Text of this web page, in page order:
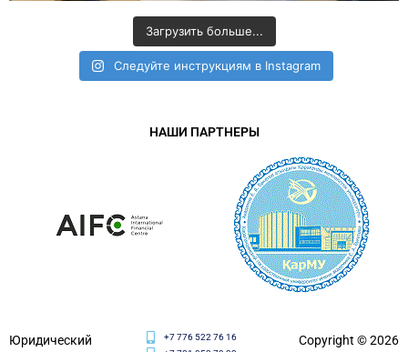
Загрузить больше...
Следуйте инструкциям в Instagram
НАШИ ПАРТНЕРЫ
Юридический
+7 776 522 76 16
Copyright © 2026